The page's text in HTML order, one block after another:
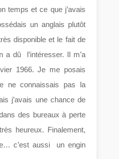
temps et ce que j’avais
un anglais plutôt
disponible et le fait de
a dû l’intéresser. Il m’a
1966. Je me posais
ne connaissais pas la
j’avais une chance de
des bureaux à perte
heureux. Finalement,
c’est aussi un engin